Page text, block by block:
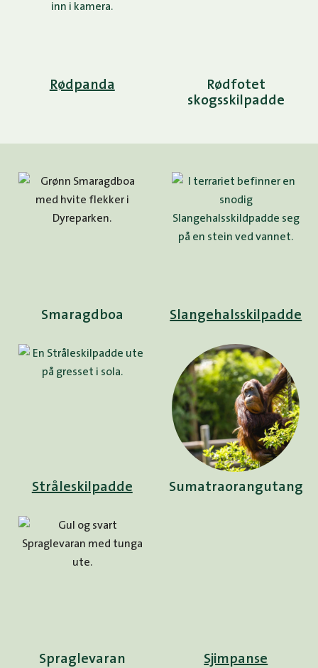
Rødpanda
Rødfotet
skogsskilpadde
Smaragdboa Slangehalsskilpadde
Stråleskilpadde Sumatraorangutang
Spraglevaran Sjimpanse